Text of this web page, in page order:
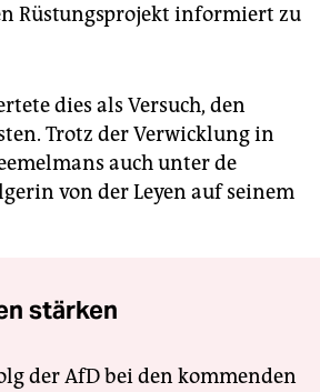
Rüstungsprojekt informiert zu
dies als Versuch, den
Trotz der Verwicklung in
auch unter de
von der Leyen auf seinem
stärken
der AfD bei den kommenden